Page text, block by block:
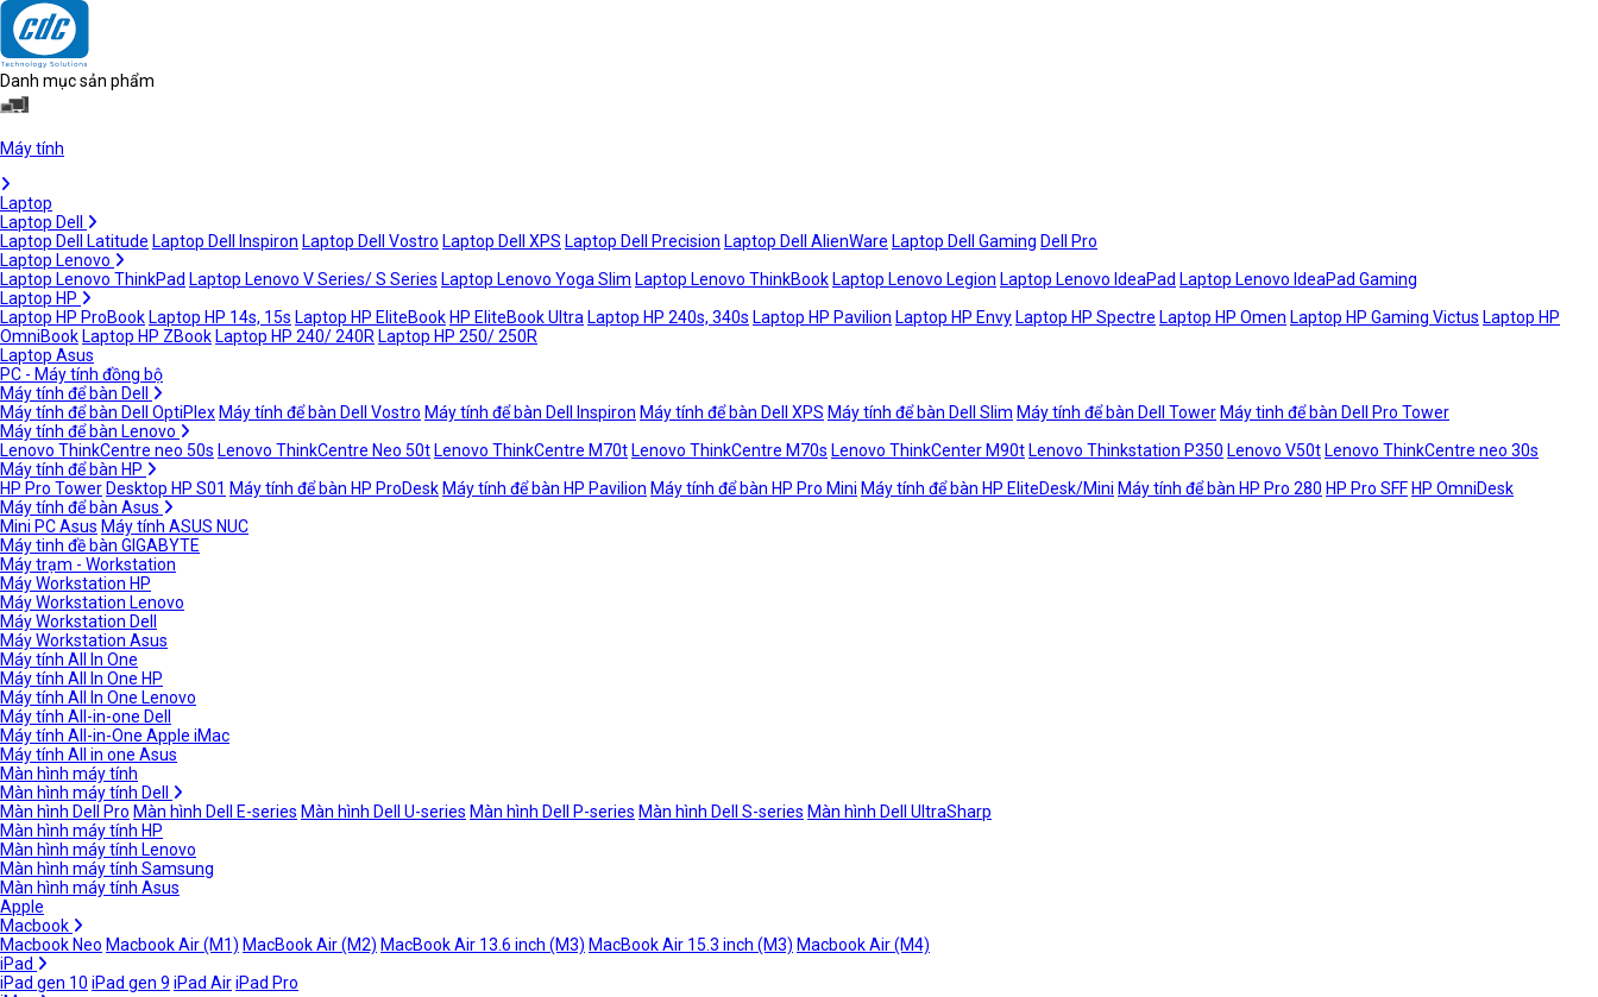
Danh mục sản phẩm
Máy tính
Laptop
Laptop Dell
Laptop Dell Latitude Laptop Dell Inspiron Laptop Dell Vostro Laptop Dell XPS Laptop Dell Precision Laptop Dell AlienWare Laptop Dell Gaming Dell Pro
Laptop Lenovo
Laptop Lenovo ThinkPad Laptop Lenovo V Series/ S Series Laptop Lenovo Yoga Slim Laptop Lenovo ThinkBook Laptop Lenovo Legion Laptop Lenovo IdeaPad Laptop Lenovo IdeaPad Gaming
Laptop HP
Laptop HP ProBook Laptop HP 14s, 15s Laptop HP EliteBook HP EliteBook Ultra Laptop HP 240s, 340s Laptop HP Pavilion Laptop HP Envy Laptop HP Spectre Laptop HP Omen Laptop HP Gaming Victus Laptop HP
OmniBook Laptop HP ZBook Laptop HP 240/ 240R Laptop HP 250/ 250R
Laptop Asus
PC - Máy tính đồng bộ
Máy tính để bàn Dell
Máy tính để bàn Dell OptiPlex Máy tính để bàn Dell Vostro Máy tính để bàn Dell Inspiron Máy tính để bàn Dell XPS Máy tính để bàn Dell Slim Máy tính để bàn Dell Tower Máy tinh để bàn Dell Pro Tower
Máy tính để bàn Lenovo
Lenovo ThinkCentre neo 50s Lenovo ThinkCentre Neo 50t Lenovo ThinkCentre M70t Lenovo ThinkCentre M70s Lenovo ThinkCenter M90t Lenovo Thinkstation P350 Lenovo V50t Lenovo ThinkCentre neo 30s
Máy tính để bàn HP
HP Pro Tower Desktop HP S01 Máy tính để bàn HP ProDesk Máy tính để bàn HP Pavilion Máy tính để bàn HP Pro Mini Máy tính để bàn HP EliteDesk/Mini Máy tính để bàn HP Pro 280 HP Pro SFF HP OmniDesk
Máy tính để bàn Asus
Mini PC Asus Máy tính ASUS NUC
Máy tinh đề bàn GIGABYTE
Máy trạm - Workstation
Máy Workstation HP
Máy Workstation Lenovo
Máy Workstation Dell
Máy Workstation Asus
Máy tính All In One
Máy tính All In One HP
Máy tính All In One Lenovo
Máy tính All-in-one Dell
Máy tính All-in-One Apple iMac
Máy tính All in one Asus
Màn hình máy tính
Màn hình máy tính Dell
Màn hình Dell Pro Màn hình Dell E-series Màn hình Dell U-series Màn hình Dell P-series Màn hình Dell S-series Màn hình Dell UltraSharp
Màn hình máy tính HP
Màn hình máy tính Lenovo
Màn hình máy tính Samsung
Màn hình máy tính Asus
Apple
Macbook
Macbook Neo Macbook Air (M1) MacBook Air (M2) MacBook Air 13.6 inch (M3) MacBook Air 15.3 inch (M3) Macbook Air (M4)
iPad
iPad gen 10 iPad gen 9 iPad AiriPad Pro